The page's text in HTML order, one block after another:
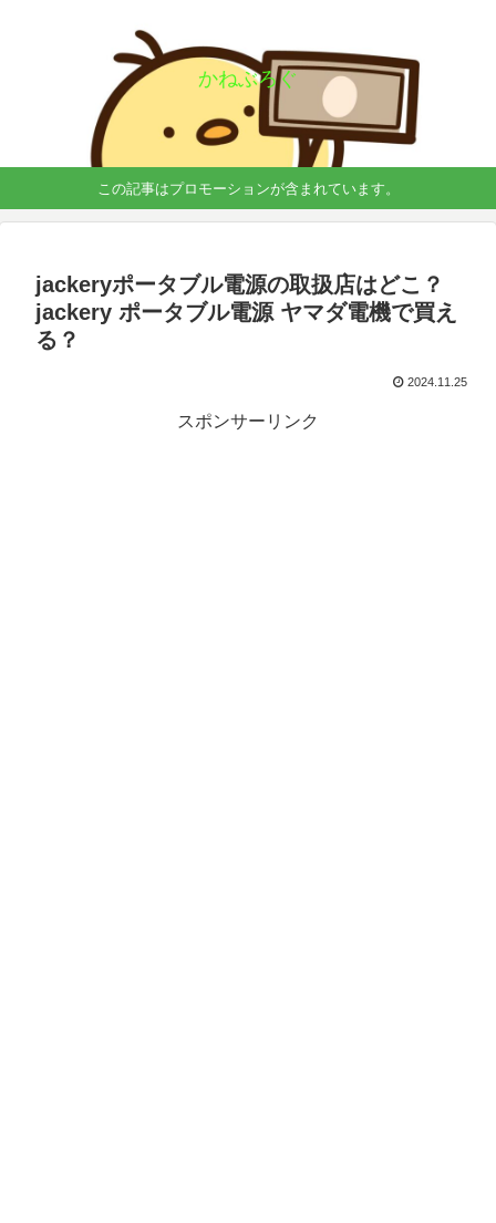
かねぶろぐ
この記事はプロモーションが含まれています。
jackeryポータブル電源の取扱店はどこ？
jackery ポータブル電源 ヤマダ電機で買え
る？
2024.11.25
スポンサーリンク